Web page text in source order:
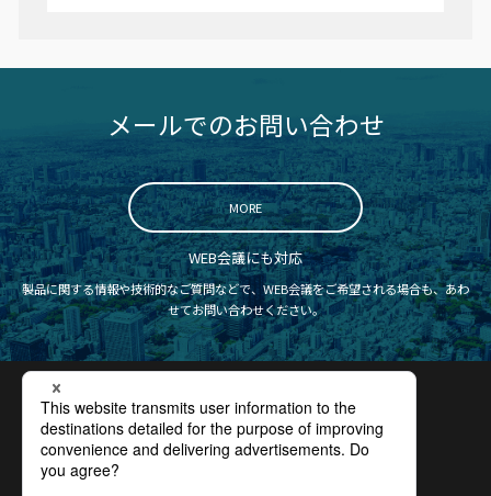
メールでのお問い合わせ
MORE
WEB会議にも対応
製品に関する情報や技術的なご質問などで、WEB会議をご希望される場合も、あわ
せてお問い合わせください。
認証取得
プライバシーポリシー
サイトポリシー
コンプライアンス
サイトマップ